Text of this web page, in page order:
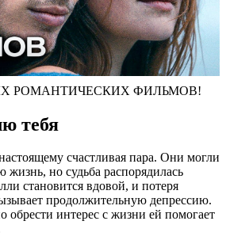
РОМАНТИЧЕСКИХ ФИЛЬМОВ!
тебя
счастливая пара. Они могли
но судьба распорядилась
становится вдовой, и потеря
продолжительную депрессию.
обрести интерес с жизни ей помогает